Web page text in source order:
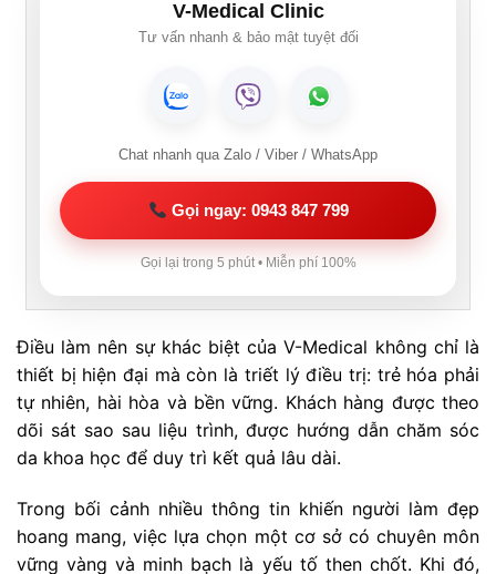
V-Medical Clinic
Tư vấn nhanh & bảo mật tuyệt đối
Chat nhanh qua Zalo / Viber / WhatsApp
Gọi ngay: 0943 847 799
Gọi lại trong 5 phút • Miễn phí 100%
Điều làm nên sự khác biệt của V-Medical không chỉ là
thiết bị hiện đại mà còn là triết lý điều trị: trẻ hóa phải
tự nhiên, hài hòa và bền vững. Khách hàng được theo
dõi sát sao sau liệu trình, được hướng dẫn chăm sóc
da khoa học để duy trì kết quả lâu dài.
Trong bối cảnh nhiều thông tin khiến người làm đẹp
hoang mang, việc lựa chọn một cơ sở có chuyên môn
vững vàng và minh bạch là yếu tố then chốt. Khi đó,